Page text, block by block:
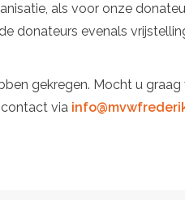
als voor onze
donateurs evenals
gekregen. Mocht u
via